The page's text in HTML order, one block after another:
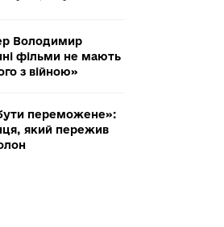
Володимир
фільми не мають
з війною»
переможене»:
який пережив